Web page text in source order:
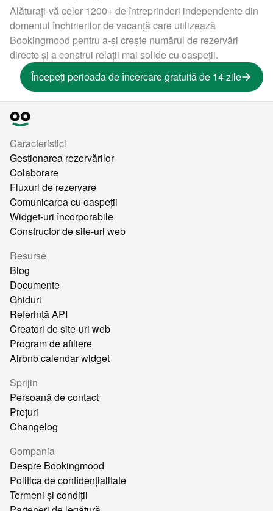
Alăturați-vă celor 1200+ de întreprinderi independente din
domeniul închirierilor de vacanță care utilizează
Bookingmood pentru a-și crește numărul de rezervări
directe și a construi relații mai solide cu oaspeții.
Începeți perioada de încercare gratuită de 14 zile
Caracteristici
Gestionarea rezervărilor
Colaborare
Fluxuri de rezervare
Comunicarea cu oaspeții
Widget-uri încorporabile
Constructor de site-uri web
Resurse
Blog
Documente
Ghiduri
Referință API
Creatori de site-uri web
Program de afiliere
Airbnb calendar widget
Sprijin
Persoană de contact
Prețuri
Changelog
Compania
Despre Bookingmood
Politica de confidențialitate
Termeni și condiții